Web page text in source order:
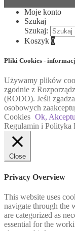
Moje konto
Szukaj
Szukaj:
Koszyk 0
Pliki Cookies -
Używamy plików
zgodnie z
(RODO). Jeśli
osobowych
Cookies Ok,
Regulamin i Polityka
Close
Privacy Overview
This website uses
navigate through the
are categorized as
essential for the